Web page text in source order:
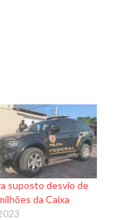
suposto desvio de
da Caixa